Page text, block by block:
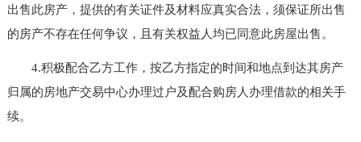
出售此房产，提供的有关证件及材料应真实合法，须保证所出售
的房产不存在任何争议，且有关权益人均已同意此房屋出售。
4.积极配合乙方工作，按乙方指定的时间和地点到达其房产
归属的房地产交易中心办理过户及配合购房人办理借款的相关手
续。